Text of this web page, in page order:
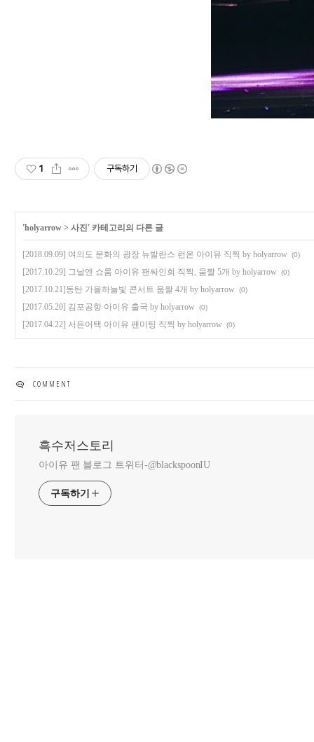
1 구독하기
'holyarrow > 사진' 카테고리의 다른 글
[2018.09.09] 여의도 문화의 광장 뉴발란스 런온 아이유 직찍 by holyarrow (0)
[2017.10.29] 그날엔 쇼룸 아이유 팬싸인회 직찍, 움짤 5개 by holyarrow (0)
[2017.10.21]동탄 가을하늘빛 콘서트 움짤 4개 by holyarrow (0)
[2017.05.20] 김포공항 아이유 출국 by holyarrow (0)
[2017.04.22] 서든어택 아이유 팬미팅 직찍 by holyarrow (0)
COMMENT
흑수저스토리
아이유 팬 블로그 트위터-@blackspoonIU
구독하기